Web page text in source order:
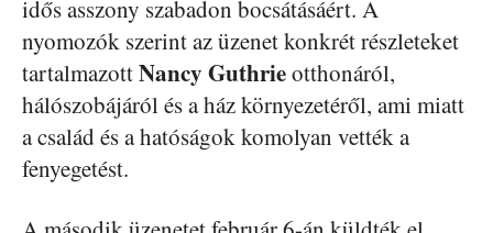
idős asszony szabadon bocsátásáért. A
nyomozók szerint az üzenet konkrét részleteket
tartalmazottNancy Guthrieotthonáról,
hálószobájáról és a ház környezetéről, ami miatt
a család és a hatóságok komolyan vették a
fenyegetést.